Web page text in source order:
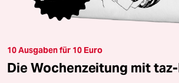
10 Ausgaben für 10 Euro
Die Wochenzeitung mit